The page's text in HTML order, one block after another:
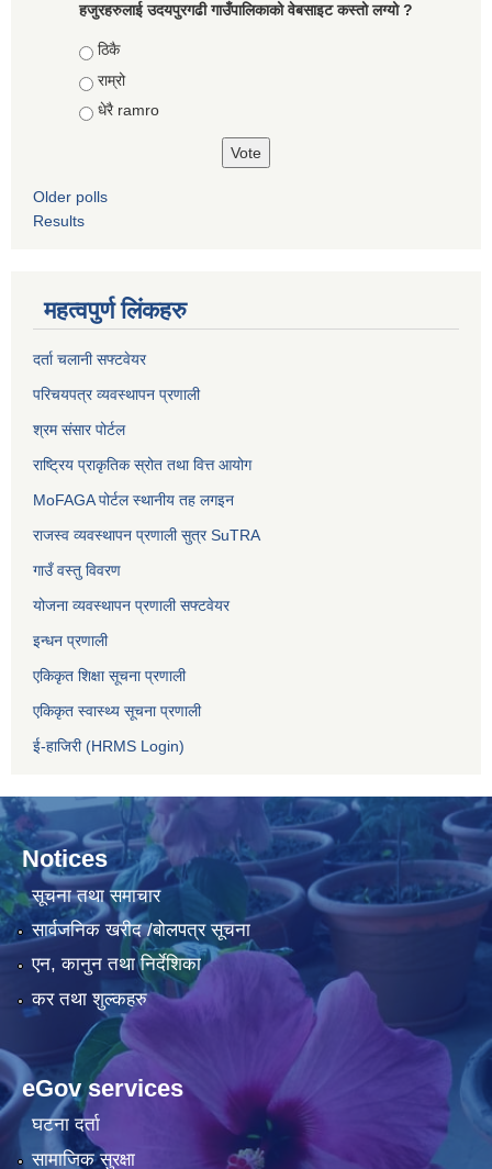
हजुरहरुलाई उदयपुरगढी गाउँपालिकाको वेबसाइट कस्तो लग्यो ?
Choices
ठिकै
राम्रो
धेरै ramro
Older polls
Results
महत्वपुर्ण लिंकहरु
दर्ता चलानी सफ्टवेयर
परिचयपत्र व्यवस्थापन प्रणाली
श्रम संसार पोर्टल
राष्ट्रिय प्राकृतिक स्रोत तथा वित्त आयोग
MoFAGA पोर्टल स्थानीय तह लगइन
राजस्व व्यवस्थापन प्रणाली सुत्र SuTRA
गाउँ वस्तु विवरण
योजना व्यवस्थापन प्रणाली सफ्टवेयर
इन्धन प्रणाली
एकिकृत शिक्षा सूचना प्रणाली
एकिकृत स्वास्थ्य सूचना प्रणाली
ई-हाजिरी (HRMS Login)
Notices
सूचना तथा समाचार
सार्वजनिक खरीद /बोलपत्र सूचना
एन, कानुन तथा निर्देशिका
कर तथा शुल्कहरु
eGov services
घटना दर्ता
सामाजिक सुरक्षा